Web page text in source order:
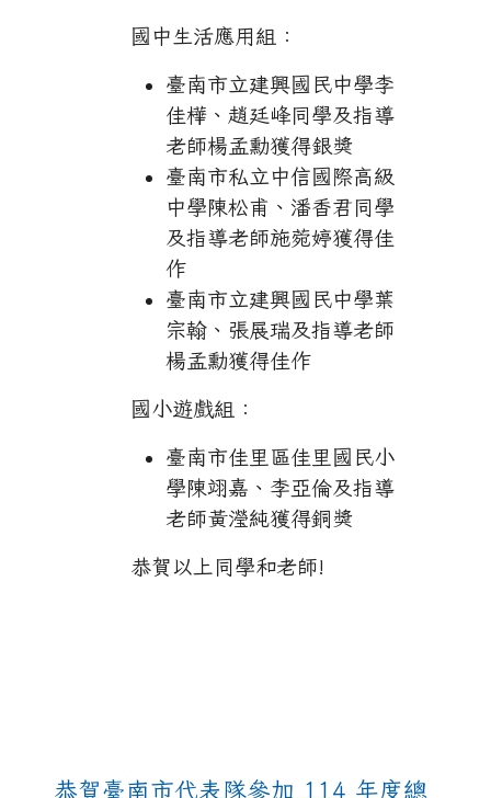
國中生活應用組：
臺南市立建興國民中學李
佳樺、趙廷峰同學及指導
老師楊孟勳獲得銀獎
臺南市私立中信國際高級
中學陳松甫、潘香君同學
及指導老師施菀婷獲得佳
作
臺南市立建興國民中學葉
宗翰、張展瑞及指導老師
楊孟勳獲得佳作
國小遊戲組：
臺南市佳里區佳里國民小
學陳翊嘉、李亞倫及指導
老師黃瀅純獲得銅獎
恭賀以上同學和老師!
恭賀臺南市代表隊參加 114 年度總